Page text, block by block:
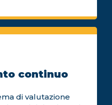
continuo
di valutazione